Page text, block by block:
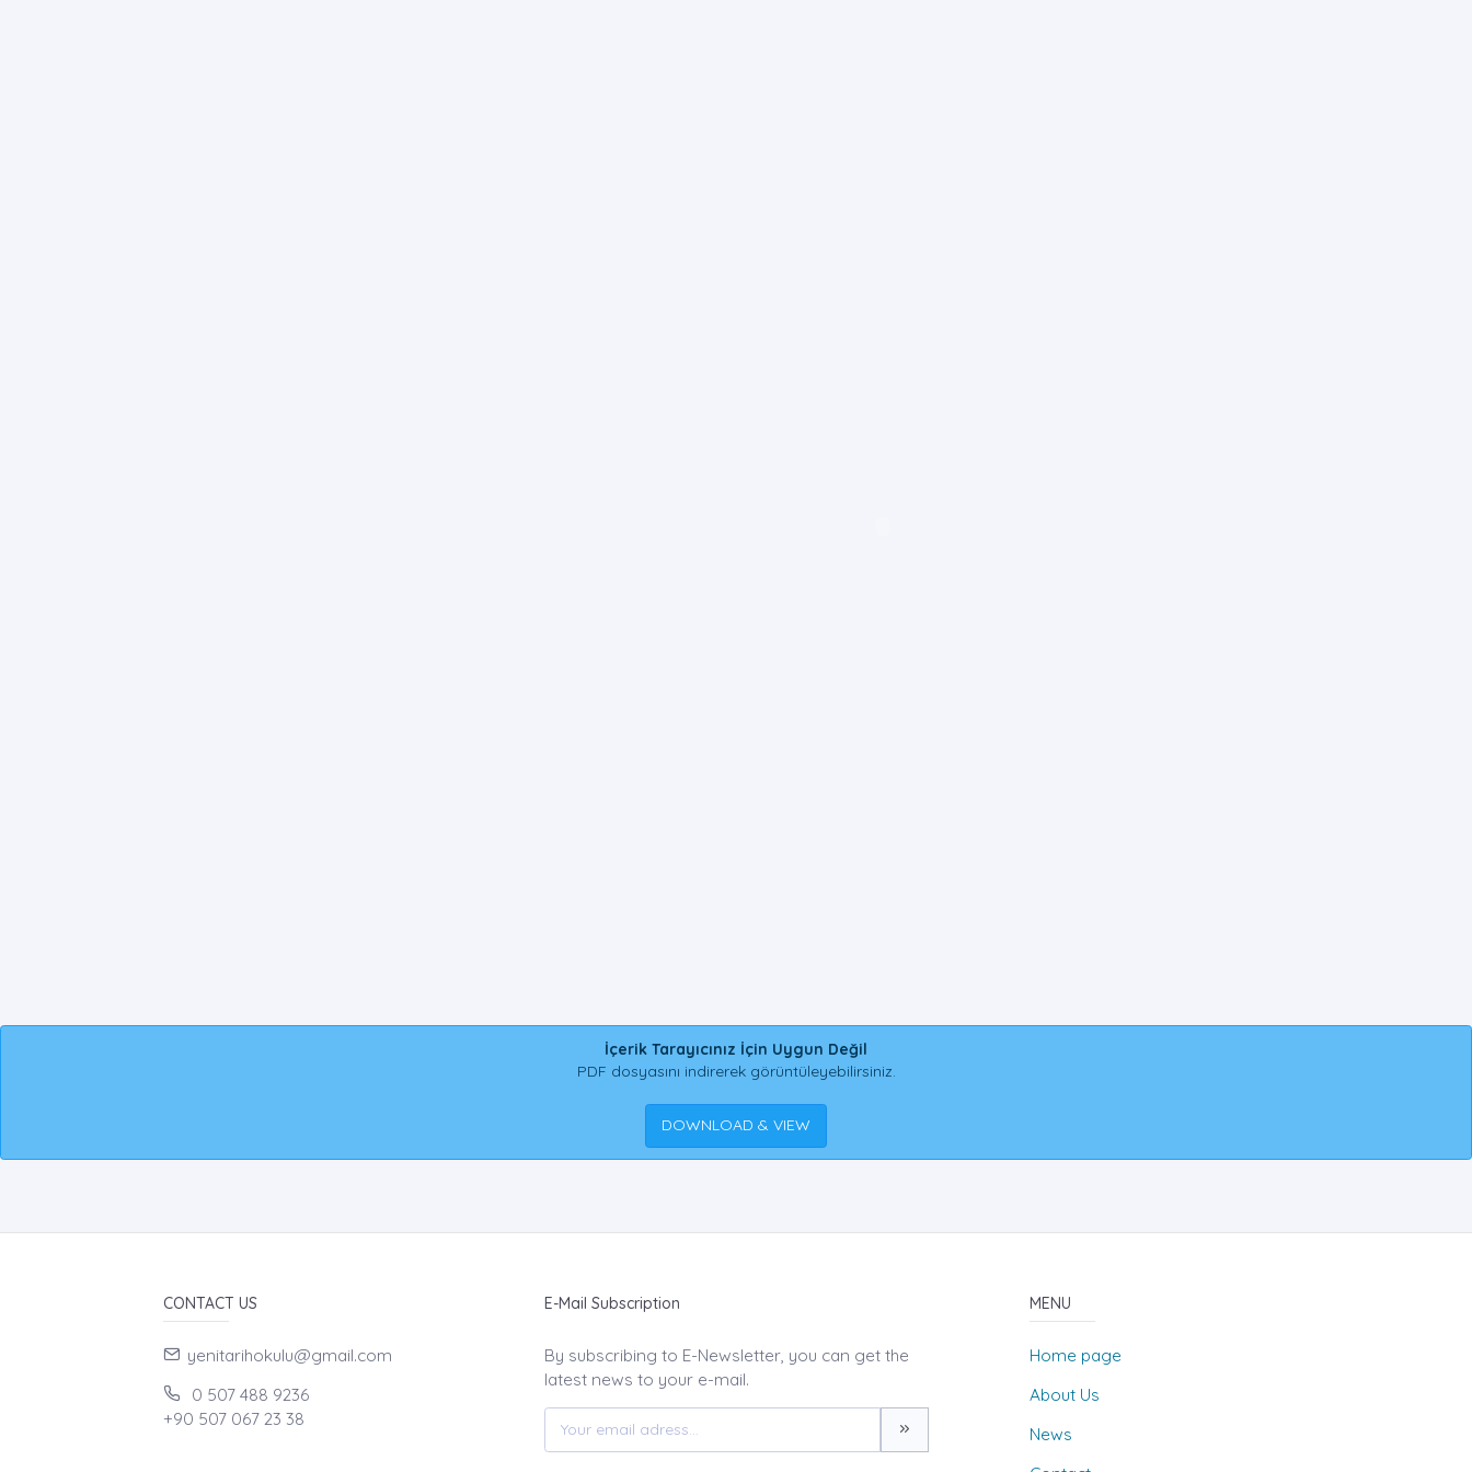
İçerik Tarayıcınız İçin Uygun Değil
PDF dosyasını indirerek görüntüleyebilirsiniz.
DOWNLOAD & VIEW
CONTACT US
yenitarihokulu@gmail.com
0 507 488 9236
+90 507 067 23 38
E-Mail Subscription
By subscribing to E-Newsletter, you can get the
latest news to your e-mail.
MENU
Home page
About Us
News